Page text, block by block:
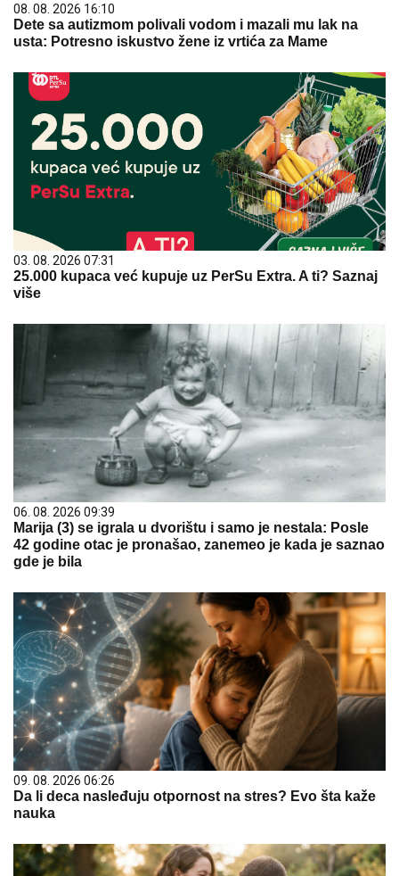
08. 08. 2026 16:10
Dete sa autizmom polivali vodom i mazali mu lak na
usta: Potresno iskustvo žene iz vrtića za Mame
03. 08. 2026 07:31
25.000 kupaca već kupuje uz PerSu Extra. A ti? Saznaj
više
06. 08. 2026 09:39
Marija (3) se igrala u dvorištu i samo je nestala: Posle
42 godine otac je pronašao, zanemeo je kada je saznao
gde je bila
09. 08. 2026 06:26
Da li deca nasleđuju otpornost na stres? Evo šta kaže
nauka